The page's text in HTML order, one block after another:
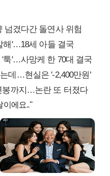
겼다간 돌연사 위험
해'…18세 아들 결국
툭'…사망케 한 70대 결국
데…현실은 '-2,400만원'
봉까지…논란 또 터졌다
이에요.."